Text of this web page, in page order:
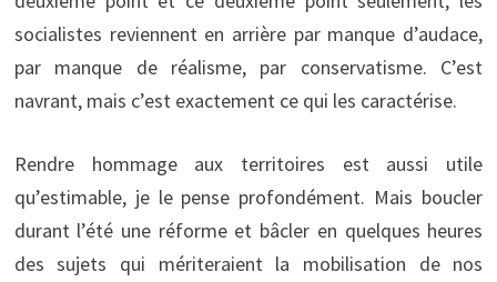
socialistes reviennent en arrière par manque d’audace,
par manque de réalisme, par conservatisme. C’est
navrant, mais c’est exactement ce qui les caractérise.
Rendre hommage aux territoires est aussi utile
qu’estimable, je le pense profondément. Mais boucler
durant l’été une réforme et bâcler en quelques heures
des sujets qui mériteraient la mobilisation de nos